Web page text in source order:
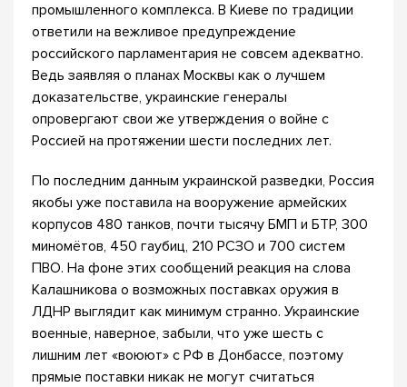
промышленного комплекса. В Киеве по традиции
ответили на вежливое предупреждение
российского парламентария не совсем адекватно.
Ведь заявляя о планах Москвы как о лучшем
доказательстве, украинские генералы
опровергают свои же утверждения о войне с
Россией на протяжении шести последних лет.
По последним данным украинской разведки, Россия
якобы уже поставила на вооружение армейских
корпусов 480 танков, почти тысячу БМП и БТР, 300
миномётов, 450 гаубиц, 210 РСЗО и 700 систем
ПВО. На фоне этих сообщений реакция на слова
Калашникова о возможных поставках оружия в
ЛДНР выглядит как минимум странно. Украинские
военные, наверное, забыли, что уже шесть с
лишним лет «воюют» с РФ в Донбассе, поэтому
прямые поставки никак не могут считаться